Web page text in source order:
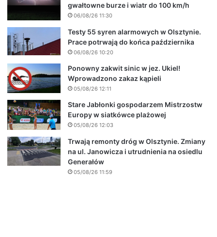
gwałtowne burze i wiatr do 100 km/h
06/08/26 11:30
Testy 55 syren alarmowych w Olsztynie.
Prace potrwają do końca października
06/08/26 10:20
Ponowny zakwit sinic w jez. Ukiel!
Wprowadzono zakaz kąpieli
05/08/26 12:11
Stare Jabłonki gospodarzem Mistrzostw
Europy w siatkówce plażowej
05/08/26 12:03
Trwają remonty dróg w Olsztynie. Zmiany
na ul. Janowicza i utrudnienia na osiedlu
Generałów
05/08/26 11:59